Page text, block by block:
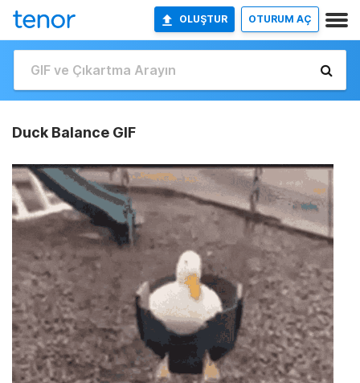
OLUŞTUR OTURUM AÇ
Duck Balance GIF